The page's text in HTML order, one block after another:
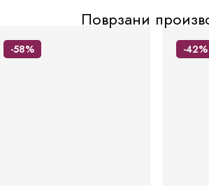
Поврзани
-58% -42%